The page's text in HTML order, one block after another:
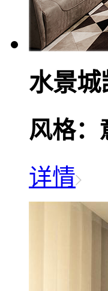
水景城
风格：
详情